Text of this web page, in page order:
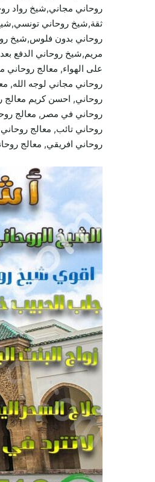
روحاني مجاني,شيخ رواد
ثقة,شيخ روحاني
روحاني بدون فلوس,شيخ
على الهواء, معالج
روحاني مجاني لوجه الله,
روحاني, احسن كريم معالج
روحاني في مصر, معالج
روحاني تائب, معالج
روحاني افريقي, معالج